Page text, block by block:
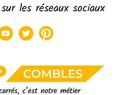
les réseaux sociaux